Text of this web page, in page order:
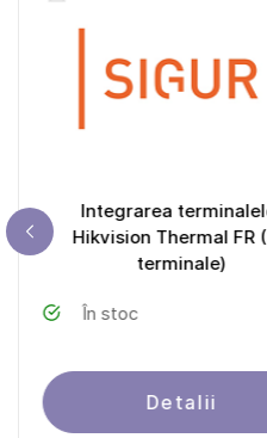
Integrarea
Hikvision Thermal FR
terminale)
În stoc
Detalii